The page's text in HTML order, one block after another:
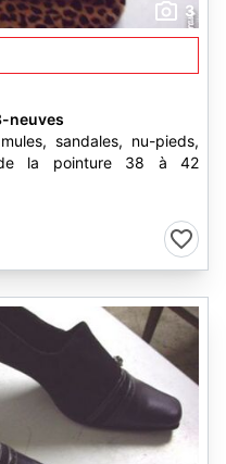
3
neuves
sandales, nu-pieds,
la pointure 38 à 42